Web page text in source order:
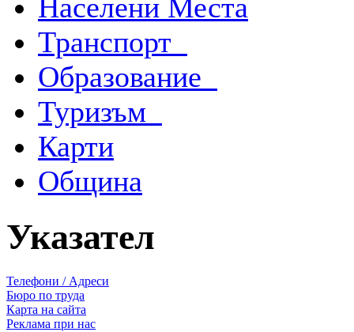
Населени Места
Транспорт
Образование
Туризъм
Карти
Община
Указател
Телефони / Адреси
Бюро по труда
Карта на сайта
Реклама при нас